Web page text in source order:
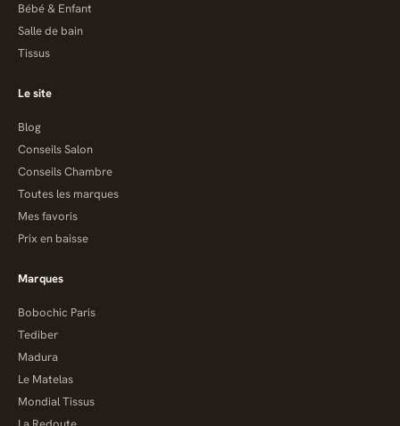
Bébé & Enfant
Salle de bain
Tissus
Le site
Blog
Conseils Salon
Conseils Chambre
Toutes les marques
Mes favoris
Prix en baisse
Marques
Bobochic Paris
Tediber
Madura
Le Matelas
Mondial Tissus